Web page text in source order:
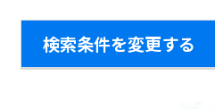
検索条件を変更する